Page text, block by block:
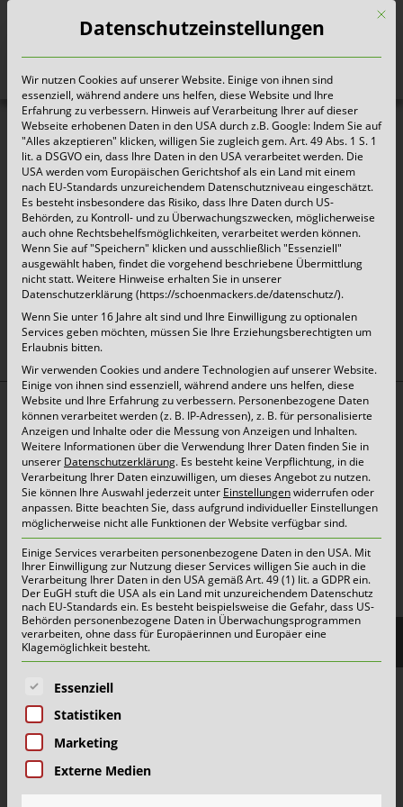
Heute für morgen sorgen
oben
Top Themen:
Abfallarten
Container & Behälter
FAQ
Jobs&Karriere
onlinePORTALE
Reklamation & Services
Aktuelles | Pressemitteilungen
Herzlich willkommen im Team Grün-Gelb!
Wertstoffhof Erkrath | Geänderte Öffnungszeiten
Wertstoffhof Xanten | Geänderte Öffnungszeiten
Wie Schönmackers die kommunale Entsorgung für
halb NRW organisiert
Mit
Datenschutzeinstellungen
Wir nutzen Cookies auf unserer Website. Einige von ihnen sind
essenziell, während andere uns helfen, diese Website und Ihre
Erfahrung zu verbessern. Hinweis auf Verarbeitung Ihrer auf dieser
Webseite erhobenen Daten in den USA durch z.B. Google: Indem Sie auf
"Alles akzeptieren" klicken, willigen Sie zugleich gem. Art. 49 Abs. 1 S. 1
lit. a DSGVO ein, dass Ihre Daten in den USA verarbeitet werden. Die
USA werden vom Europäischen Gerichtshof als ein Land mit einem
nach EU-Standards unzureichendem Datenschutzniveau eingeschätzt.
Es besteht insbesondere das Risiko, dass Ihre Daten durch US-
Behörden, zu Kontroll- und zu Überwachungszwecken, möglicherweise
auch ohne Rechtsbehelfsmöglichkeiten, verarbeitet werden können.
Wenn Sie auf "Speichern" klicken und ausschließlich "Essenziell"
ausgewählt haben, findet die vorgehend beschriebene Übermittlung
nicht statt. Weitere Hinweise erhalten Sie in unserer
Datenschutzerklärung (https://schoenmackers.de/datenschutz/).
Wenn Sie unter 16 Jahre alt sind und Ihre Einwilligung zu optionalen
Services geben möchten, müssen Sie Ihre Erziehungsberechtigten um
Erlaubnis bitten.
Wir verwenden Cookies und andere Technologien auf unserer Website.
Einige von ihnen sind essenziell, während andere uns helfen, diese
Website und Ihre Erfahrung zu verbessern. Personenbezogene Daten
können verarbeitet werden (z. B. IP-Adressen), z. B. für personalisierte
Anzeigen und Inhalte oder die Messung von Anzeigen und Inhalten.
Weitere Informationen über die Verwendung Ihrer Daten finden Sie in
unserer Datenschutzerklärung. Es besteht keine Verpflichtung, in die
Verarbeitung Ihrer Daten einzuwilligen, um dieses Angebot zu nutzen.
Sie können Ihre Auswahl jederzeit unter Einstellungenwiderrufen oder
anpassen. Bitte beachten Sie, dass aufgrund individueller Einstellungen
möglicherweise nicht alle Funktionen der Website verfügbar sind.
Einige Services verarbeiten personenbezogene Daten in den USA. Mit
Ihrer Einwilligung zur Nutzung dieser Services willigen Sie auch in die
Verarbeitung Ihrer Daten in den USA gemäß Art. 49 (1) lit. a GDPR ein.
Der EuGH stuft die USA als ein Land mit unzureichendem Datenschutz
nach EU-Standards ein. Es besteht beispielsweise die Gefahr, dass US-
Behörden personenbezogene Daten in Überwachungsprogrammen
verarbeiten, ohne dass für Europäerinnen und Europäer eine
Klagemöglichkeit besteht.
Es folgt eine Liste der Service-Gruppen, für die eine
Essenziell
Statistiken
Marketing
Externe Medien